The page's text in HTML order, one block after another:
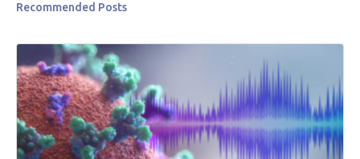
Recommended Posts